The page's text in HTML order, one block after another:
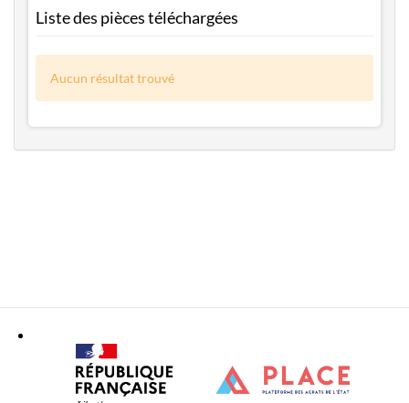
Liste des pièces téléchargées
Aucun résultat trouvé